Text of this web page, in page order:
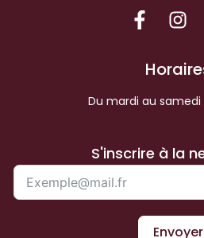
Du mardi au samedi
S'inscrire à la
Envoyer